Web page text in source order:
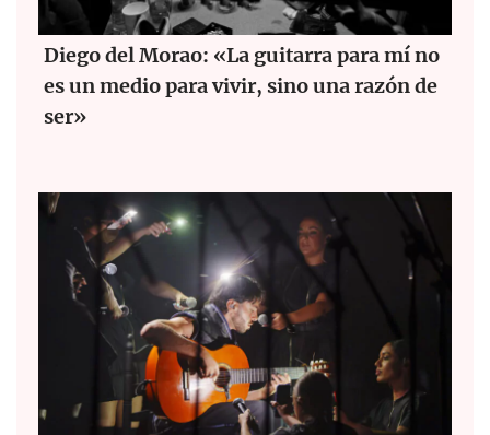
Diego del Morao: «La guitarra para mí no
es un medio para vivir, sino una razón de
ser»